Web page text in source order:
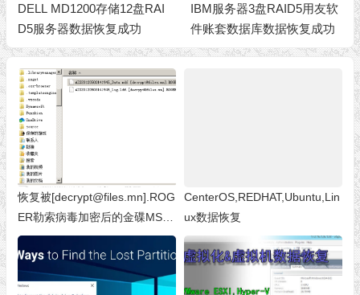
IBM服务器3盘RAID5用友软
件账套数据库数据恢复成功
成功解决20年前的日立老工
控机磁盘错误无法开机
恢复被[decrypt@files.mn].ROG
ER勒索病毒加密后的金碟MS S
QL2008 R2 MDF数据库文件 勒
索病毒加密
CenterOS,REDHAT,Ubuntu,Lin
ux数据恢复